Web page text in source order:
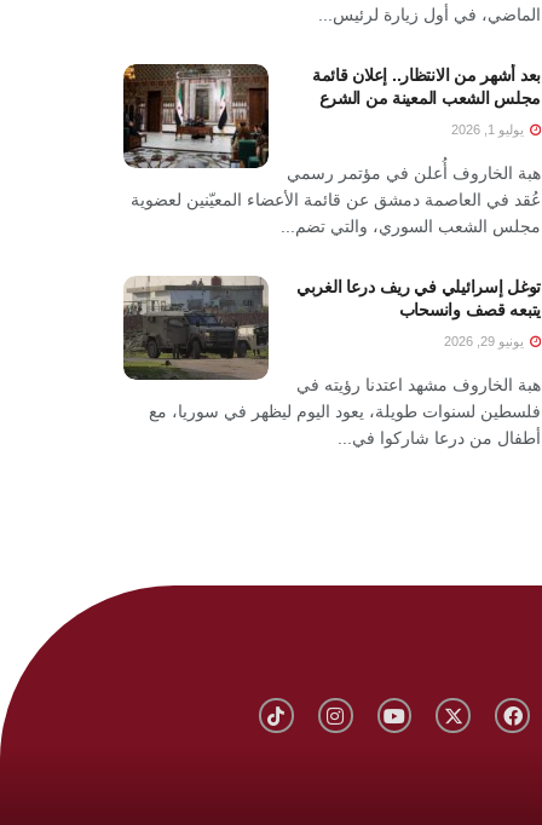
الماضي، في أول زيارة لرئيس...
بعد أشهر من الانتظار.. إعلان قائمة
مجلس الشعب المعينة من الشرع
يوليو 1, 2026
هبة الخاروف أُعلن في مؤتمر رسمي
عُقد في العاصمة دمشق عن قائمة الأعضاء المعيّنين لعضوية
مجلس الشعب السوري، والتي تضم...
توغل إسرائيلي في ريف درعا الغربي
يتبعه قصف وانسحاب
يونيو 29, 2026
هبة الخاروف مشهد اعتدنا رؤيته في
فلسطين لسنوات طويلة، يعود اليوم ليظهر في سوريا، مع
أطفال من درعا شاركوا في...